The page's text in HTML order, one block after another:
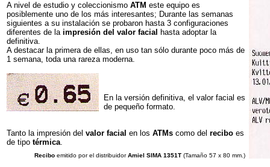
A nivel de estudio y coleccionismo ATM este equipo es
posiblemente uno de los más interesantes; Durante las semanas
siguientes a su instalación se probaron hasta 3 configuraciones
diferentes de la impresión del valor facial hasta adoptar la
definitiva.
A destacar la primera de ellas, en uso tan sólo durante poco más de
1 semana, toda una rareza moderna.
En la versión definitiva, el valor facial es
de pequeño formato.
Tanto la impresión del valor facial en los ATMs como del recibo es
de tipo térmica.
Recibo emitido por el distribuidorAmiel SIMA 1351T (Tamaño 57 x 80 mm.)